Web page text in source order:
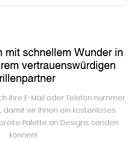
mit schnellem Wunder in
vertrauenswürdigen
Ihre E-Mail oder Telefon nummer
damit wir Ihnen ein kostenloses
Palette an Designs senden
können!